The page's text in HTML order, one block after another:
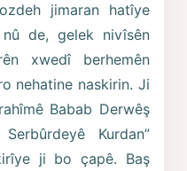
jimaran hatîye
de, gelek nivîsên
xwedî berhemên
nehatine naskirin. Ji
Babab Derwêş
Kurdan”
ji bo çapê. Baş